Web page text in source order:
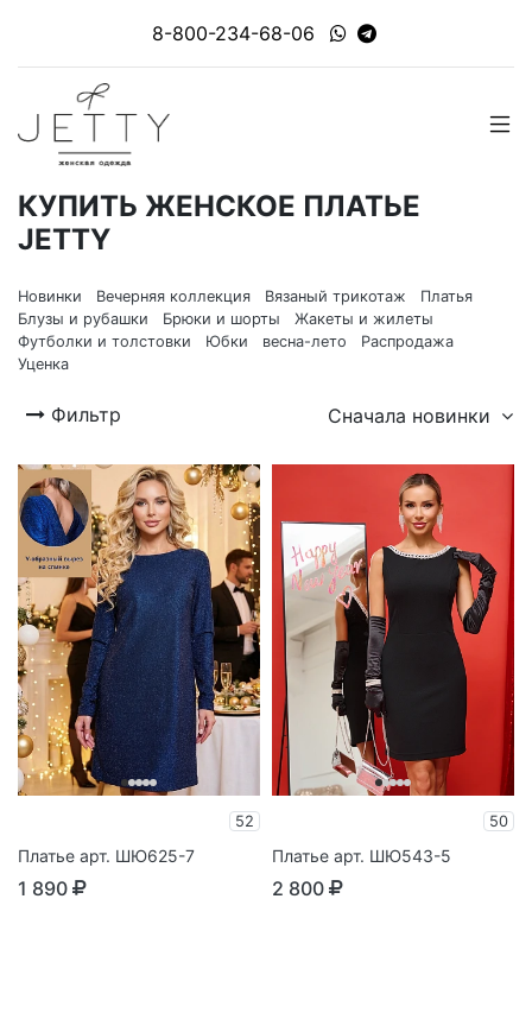
8-800-234-68-06
КУПИТЬ ЖЕНСКОЕ ПЛАТЬЕ
JETTY
Новинки Вечерняя коллекция Вязаный трикотаж
Платья
Блузы и рубашки
Брюки и шорты
Жакеты и жилеты
Футболки и толстовки
Юбки весна-лето
Распродажа
Уценка
Фильтр Сначала новинки
52
Платье арт. ШЮ625-7
1 890
50
Платье арт. ШЮ543-5
2 800